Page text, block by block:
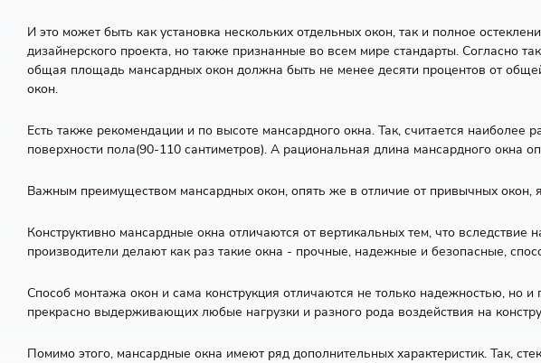
И это может быть как установка нескольких отдельных окон, так и полное
дизайнерского проекта, но также признанные во всем мире стандарты. Согласно
общая площадь мансардных окон должна быть не менее десяти процентов от
окон.
Есть также рекомендации и по высоте мансардного окна. Так, считается
поверхности пола(90-110 сантиметров). А рациональная длина мансардного окна
Важным преимуществом мансардных окон, опять же в отличие от привычных окон,
Конструктивно мансардные окна отличаются от вертикальных тем, что
производители делают как раз такие окна - прочные, надежные и безопасные,
Способ монтажа окон и сама конструкция отличаются не только надежностью, но
прекрасно выдерживающих любые нагрузки и разного рода воздействия на
Помимо этого, мансардные окна имеют ряд дополнительных характеристик. Так,